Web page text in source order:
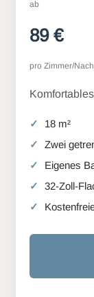
ab
89 €
pro Zimmer/
18 m²
Zwei
Eigenes
32-Zoll-